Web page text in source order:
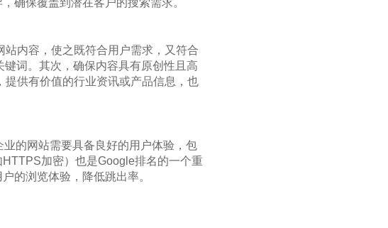
内容，使之既符合用户需求，又符合
词。其次，确保内容具有原创性且高
供有价值的行业资讯或产品信息，也
的网站需要具备良好的用户体验，包
加密）也是Google排名的一个重
的浏览体验，降低跳出率。